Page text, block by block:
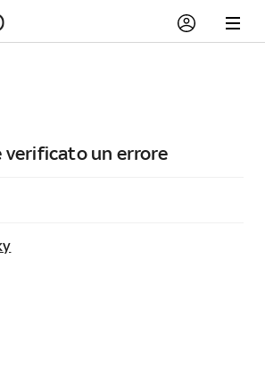
verificato un errore